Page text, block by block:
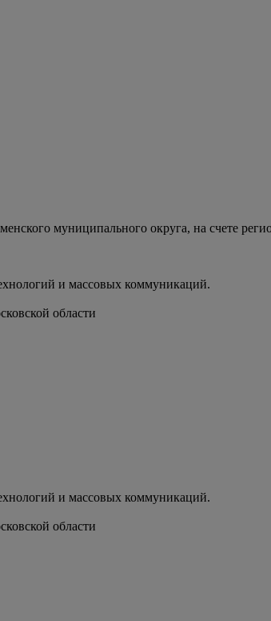
муниципального округа, на счете
и массовых коммуникаций.
области
и массовых коммуникаций.
области